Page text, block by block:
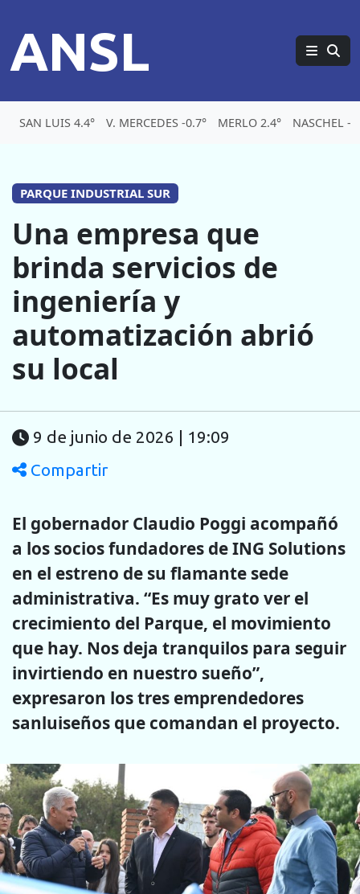
ANSL
SAN LUIS 4.4° V. MERCEDES -0.7° MERLO 2.4° NASCHEL -
PARQUE INDUSTRIAL SUR
Una empresa que
brinda servicios de
ingeniería y
automatización abrió
su local
9 de junio de 2026 | 19:09
Compartir
El gobernador Claudio Poggi acompañó
a los socios fundadores de ING Solutions
en el estreno de su flamante sede
administrativa. “Es muy grato ver el
crecimiento del Parque, el movimiento
que hay. Nos deja tranquilos para seguir
invirtiendo en nuestro sueño”,
expresaron los tres emprendedores
sanluiseños que comandan el proyecto.